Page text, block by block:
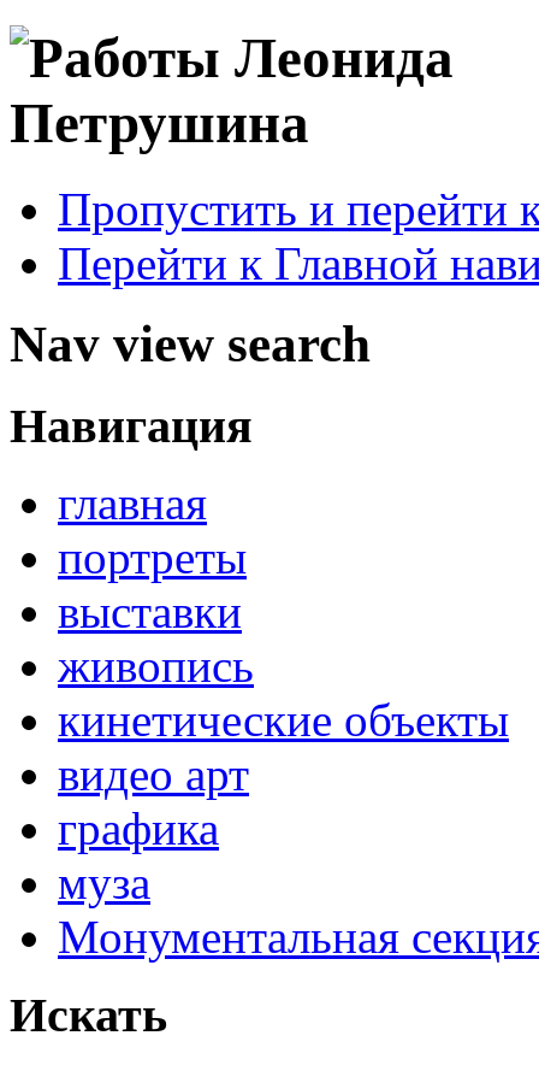
Пропустить и перейти
Перейти к Главной
Nav view search
Навигация
главная
портреты
выставки
живопись
кинетические объекты
видео арт
графика
муза
Монументальная
Искать